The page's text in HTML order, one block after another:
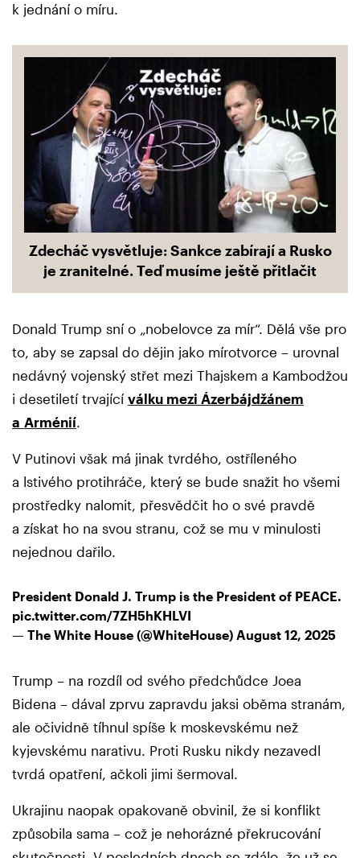
k jednání o míru.
Zdecháč vysvětluje: Sankce zabírají a Rusko
je zranitelné. Teď musíme ještě přitlačit
Donald Trump sní o „nobelovce za mír“. Dělá vše pro
to, aby se zapsal do dějin jako mírotvorce – urovnal
nedávný vojenský střet mezi Thajskem a Kambodžou
i desetiletí trvající válku mezi Ázerbájdžánem
a Arménií
V Putinovi však má jinak tvrdého, ostříleného
a lstivého protihráče, který se bude snažit ho všemi
prostředky nalomit, přesvědčit ho o své pravdě
a získat ho na svou stranu, což se mu v minulosti
nejednou dařilo.
President Donald J. Trump is the President of PEACE.
pic.twitter.com/7ZH5hKHLVI
— The White House (@WhiteHouse) August 12, 2025
Trump – na rozdíl od svého předchůdce Joea
Bidena – dával zprvu zapravdu jaksi oběma stranám,
ale očividně tíhnul spíše k moskevskému než
kyjevskému narativu. Proti Rusku nikdy nezavedl
tvrdá opatření, ačkoli jimi šermoval.
Ukrajinu naopak opakovaně obvinil, že si konflikt
způsobila sama – což je nehorázné překrucování